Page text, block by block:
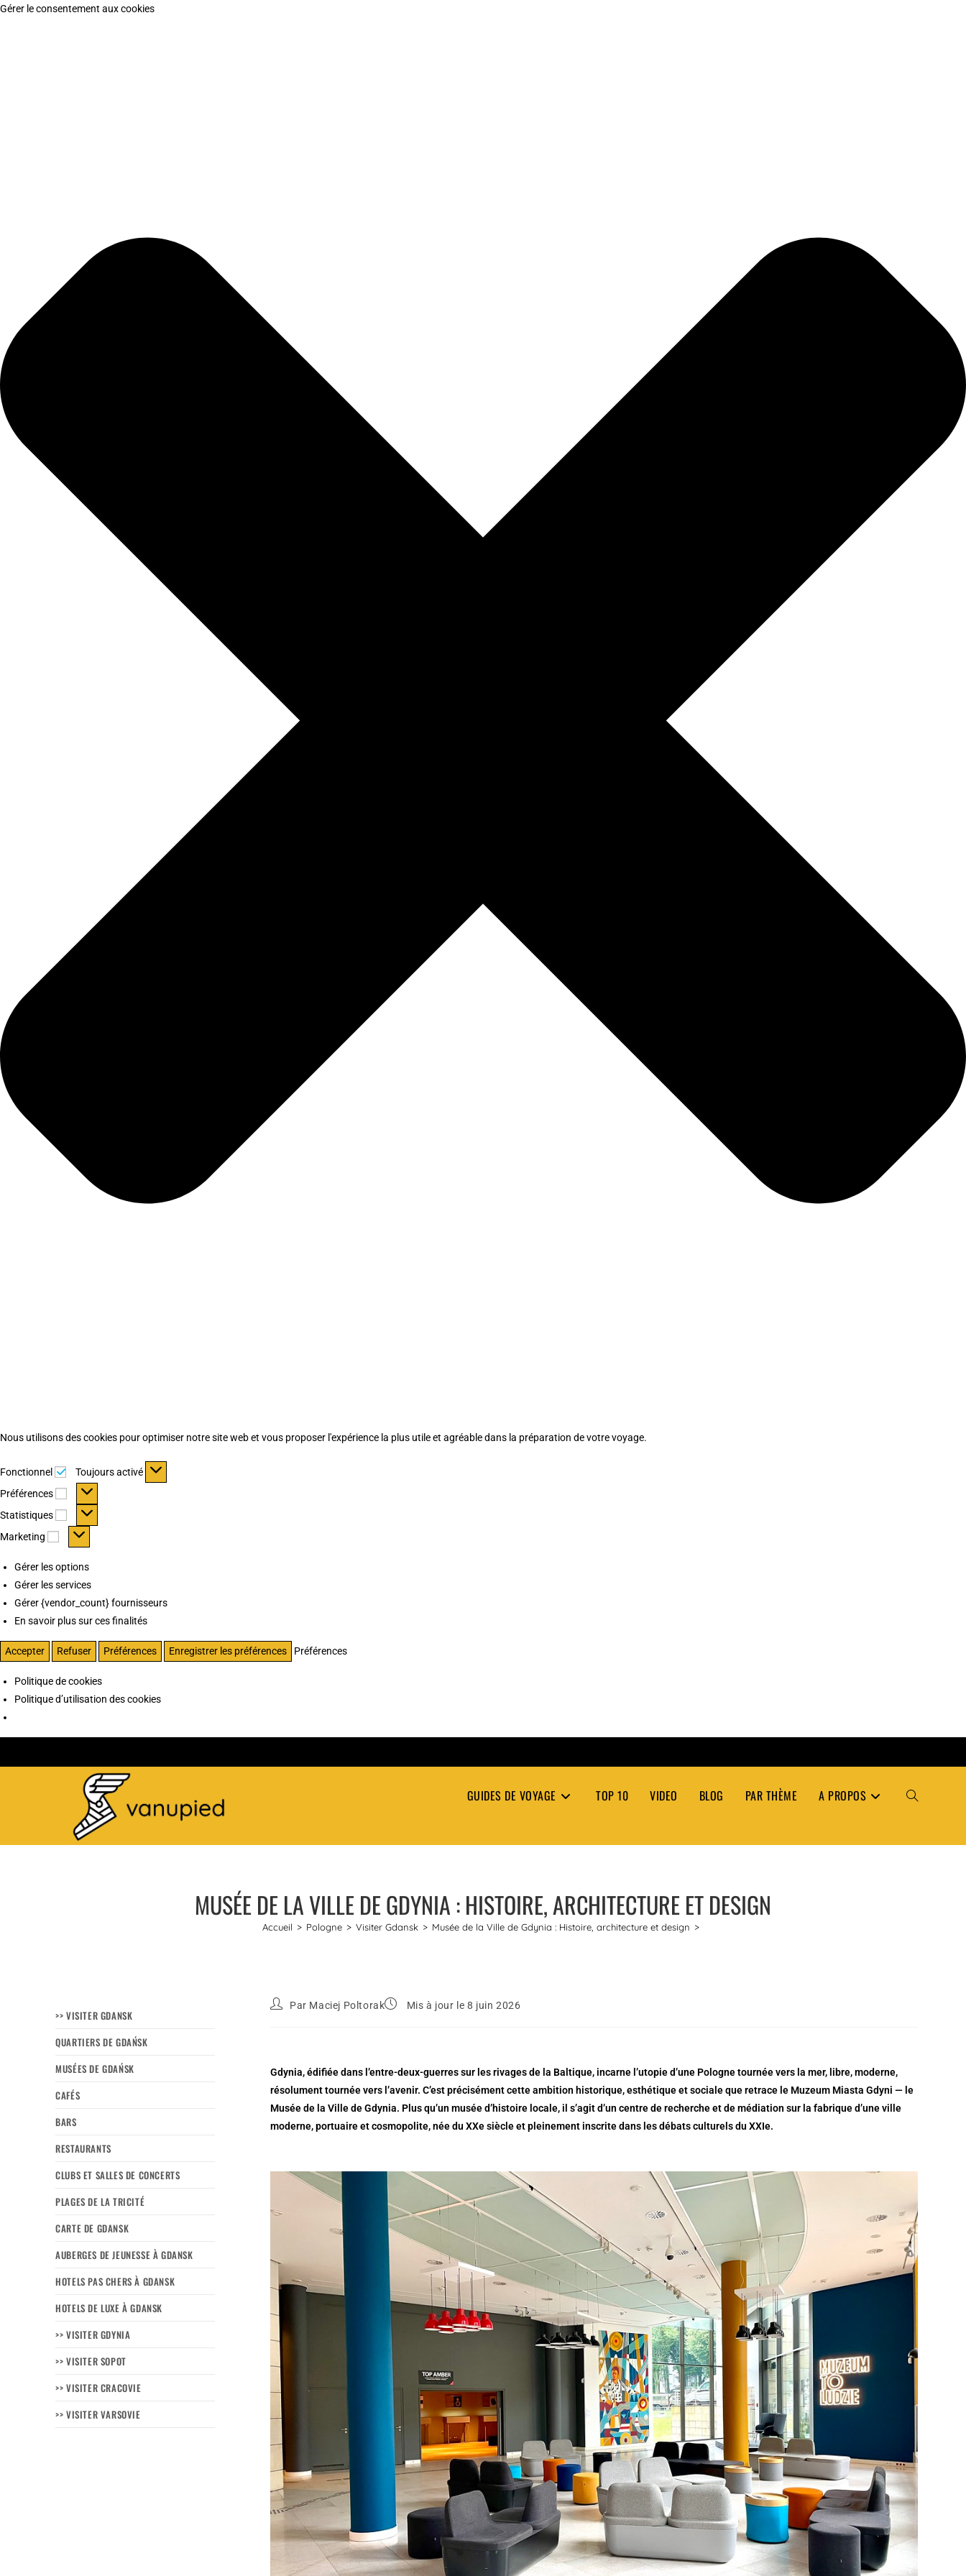
Gérer le consentement aux cookies
Nous utilisons des cookies pour optimiser notre site web et vous proposer l'expérience la plus utile et agréable dans la préparation de votre voyage.
Fonctionnel Fonctionnel
Toujours activé
Préférences
Préférences
Statistiques Statistiques
Marketing Marketing
Gérer les options
Gérer les services
Gérer {vendor_count} fournisseurs
En savoir plus sur ces finalités
Accepter Refuser Préférences Enregistrer les préférences Préférences
Politique de cookies
Politique d’utilisation des cookies
GUIDES DE VOYAGE TOP 10 VIDEO BLOG PAR THÈME A PROPOS TOGGLE
MUSÉE DE LA VILLE DE GDYNIA : HISTOIRE, ARCHITECTURE ET DESIGN
Accueil > Pologne > Visiter Gdansk > Musée de la Ville de Gdynia : Histoire, architecture et design >
>> VISITER GDANSK
QUARTIERS DE GDAŃSK
MUSÉES DE GDAŃSK
CAFÉS
BARS
RESTAURANTS
CLUBS ET SALLES DE CONCERTS
PLAGES DE LA TRICITÉ
CARTE DE GDANSK
AUBERGES DE JEUNESSE À GDANSK
HOTELS PAS CHERS À GDANSK
HOTELS DE LUXE À GDANSK
>> VISITER GDYNIA
>> VISITER SOPOT
>> VISITER CRACOVIE
>> VISITER VARSOVIE
Par Maciej Poltorak Mis à jour le 8 juin 2026
Gdynia, édifiée dans l’entre-deux-guerres sur les rivages de la Baltique, incarne l’utopie d’une Pologne tournée vers la mer, libre, moderne,
résolument tournée vers l’avenir. C’est précisément cette ambition historique, esthétique et sociale que retrace le Muzeum Miasta Gdyni — le
Musée de la Ville de Gdynia. Plus qu’un musée d’histoire locale, il s’agit d’un centre de recherche et de médiation sur la fabrique d’une ville
moderne, portuaire et cosmopolite, née du XXe siècle et pleinement inscrite dans les débats culturels du XXIe.